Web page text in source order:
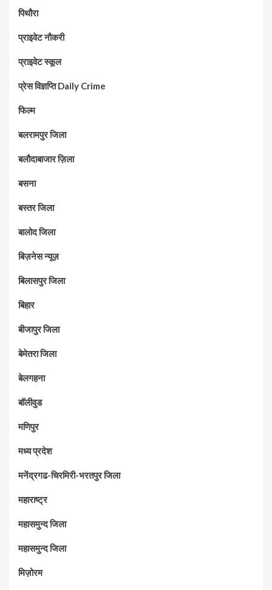
पिथौरा
प्राइवेट नौकरी
प्राइवेट स्कूल
प्रेस विज्ञप्ति Daily Crime
फिल्म
बलरामपुर जिला
बलौदाबाजार ज़िला
बसना
बस्तर जिला
बालोद जिला
बिज़नेस न्यूज़
बिलासपुर जिला
बिहार
बीजापुर जिला
बेमेतरा जिला
बेलगहना
बॉलीवुड
मणिपुर
मध्‍य प्रदेश
मनेंद्रगढ-चिरमिरी-भरतपुर जिला
महाराष्‍ट्र
महासमुन्द जिला
महासमुन्द जिला
मिज़ोरम